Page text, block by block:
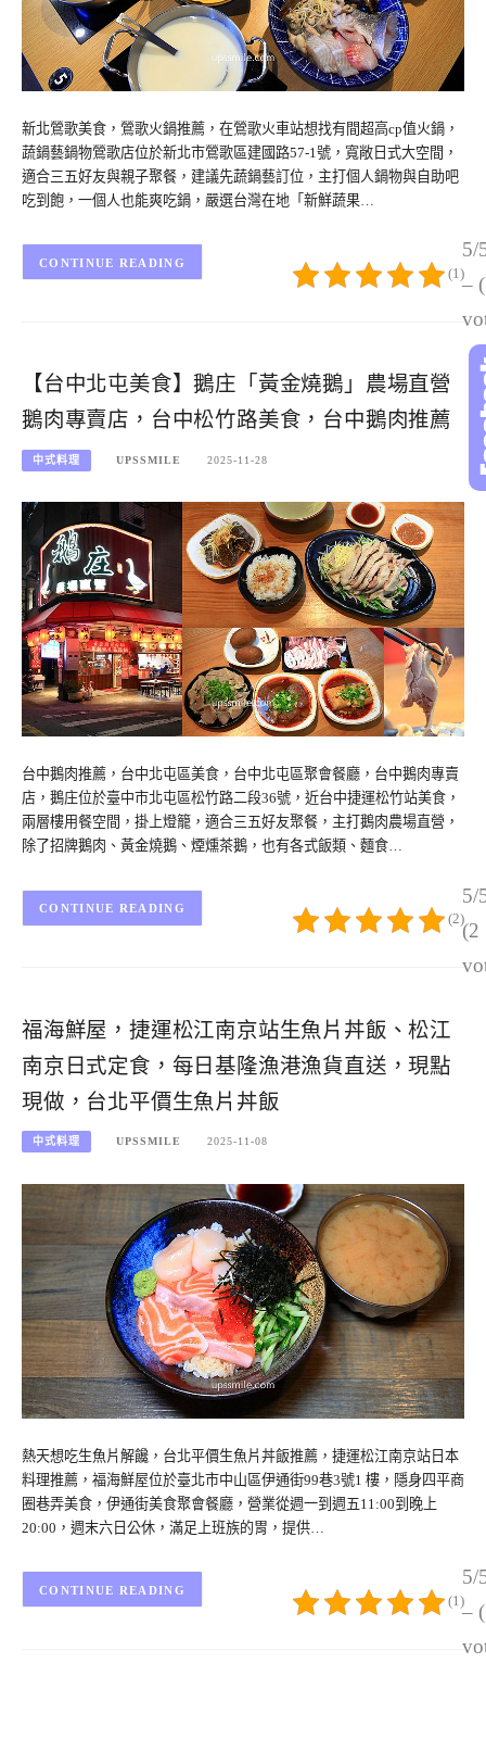
新北鶯歌美食，鶯歌火鍋推薦，在鶯歌火車站想找有間超高cp值火鍋，
蔬鍋藝鍋物鶯歌店位於新北市鶯歌區建國路57-1號，寬敞日式大空間，
適合三五好友與親子聚餐，建議先蔬鍋藝訂位，主打個人鍋物與自助吧
吃到飽，一個人也能爽吃鍋，嚴選台灣在地「新鮮蔬果…
5/
–
(1)
CONTINUE READING
【台中北屯美食】鵝庄「黃金燒鵝」農場直營
鵝肉專賣店，台中松竹路美食，台中鵝肉推薦
中式料理 UPSSMILE 2025-11-28
台中鵝肉推薦，台中北屯區美食，台中北屯區聚會餐廳，台中鵝肉專賣
店，鵝庄位於臺中市北屯區松竹路二段36號，近台中捷運松竹站美食，
兩層樓用餐空間，掛上燈籠，適合三五好友聚餐，主打鵝肉農場直營，
除了招牌鵝肉、黃金燒鵝、煙燻茶鵝，也有各式飯類、麵食…
5/
(2
(2)
CONTINUE READING
福海鮮屋，捷運松江南京站生魚片丼飯、松江
南京日式定食，每日基隆漁港漁貨直送，現點
現做，台北平價生魚片丼飯
中式料理 UPSSMILE 2025-11-08
熱天想吃生魚片解饞，台北平價生魚片丼飯推薦，捷運松江南京站日本
料理推薦，福海鮮屋位於臺北市中山區伊通街99巷3號1 樓，隱身四平商
圈巷弄美食，伊通街美食聚會餐廳，營業從週一到週五11:00到晚上
20:00，週末六日公休，滿足上班族的胃，提供…
5/
–
(1)
CONTINUE READING